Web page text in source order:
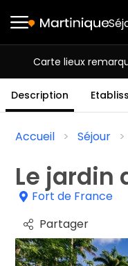
Carte lieux
Description
Accueil Séjour
Le jardin
Fort de France
Partager